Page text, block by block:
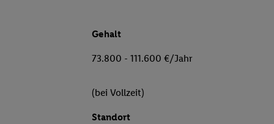
Gehalt
73.800 - 111.600 €/Jahr
(bei Vollzeit)
Standort